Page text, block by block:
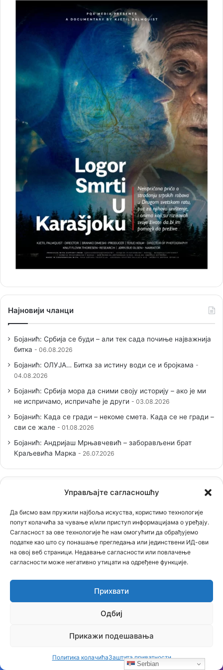
Управљајте сагласношћу
Да бисмо вам пружили најбоља искуства, користимо технологије
попут колачића за чување и/или приступ информацијама о уређају.
Сагласност за ове технологије ће нам омогућити да обрађујемо
податке као што су понашање прегледања или јединствени ИД-ови
на овој веб страници. Недавање сагласности или повлачење
сагласности може негативно утицати на одређене функције.
Прихвати
Одбиј
Прикажи подешавања
Политика колачићаЗаштита приватности
Најновији чланци
Бојанић: Србија се буди – али тек сада почиње најважнија
битка
06.08.2026
Бојанић: ОЛУЈА… Битка за истину води се и бројкама
04.08.2026
Бојанић: Србија мора да сними своју историју – ако је ми
не испричамо, испричаће је други
03.08.2026
Бојанић: Када се гради – некоме смета. Када се не гради –
сви се жале
01.08.2026
Бојанић: Андријаш Мрњавчевић – заборављени брат
Краљевића Марка
26.07.2026
Наjпопуларније вести
Овако је било вечерас у Црној Гори која је оборила
рекорд, око 250000 људи у литији (видео, фотографије)
23.02.2021
Застрашујућа сведочења српског патолога: Ово је
изнели ИСТИНУ о страдању СРБА!
Књига Владимира Ђорђевића ТИГРОВ СКОК је
свака држава има мафију, али ни једна мафија нема
Serbian